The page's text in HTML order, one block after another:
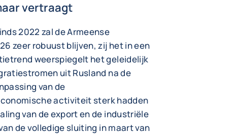
vertraagt
2022 zal de Armeense
zeer robuust blijven, zij het in een
weerspiegelt het geleidelijk
uit Rusland na de
van de
activiteit sterk hadden
van de export en de industriële
de volledige sluiting in maart van